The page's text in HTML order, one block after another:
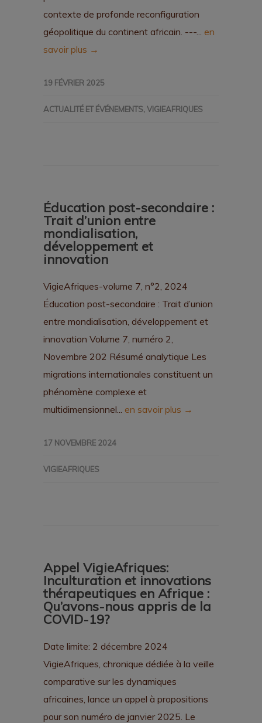
contexte de profonde reconfiguration
géopolitique du continent africain. ---... en
savoir plus →
19 FÉVRIER 2025
ACTUALITÉ ET ÉVÉNEMENTS VIGIEAFRIQUES
Éducation post-secondaire :
Trait d’union entre
mondialisation,
développement et
innovation
VigieAfriques-volume 7, n°2, 2024
Éducation post-secondaire : Trait d’union
entre mondialisation, développement et
innovation Volume 7, numéro 2,
Novembre 202 Résumé analytique Les
migrations internationales constituent un
phénomène complexe et
multidimensionnel... en savoir plus →
17 NOVEMBRE 2024
VIGIEAFRIQUES
Appel VigieAfriques:
Inculturation et innovations
thérapeutiques en Afrique :
Qu’avons-nous appris de la
COVID-19?
Date limite: 2 décembre 2024
VigieAfriques, chronique dédiée à la veille
comparative sur les dynamiques
africaines, lance un appel à propositions
pour son numéro de janvier 2025. Le